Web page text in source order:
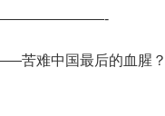
苦难中国最后的血腥？